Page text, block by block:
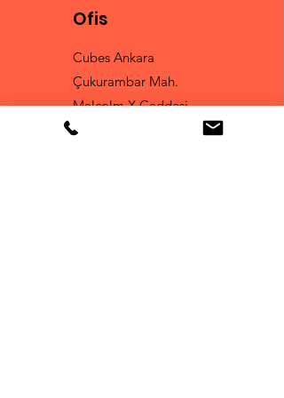
Ofis
Cubes Ankara
Çukurambar Mah.
Malcolm X Caddesi
A 1 Blok No : 16